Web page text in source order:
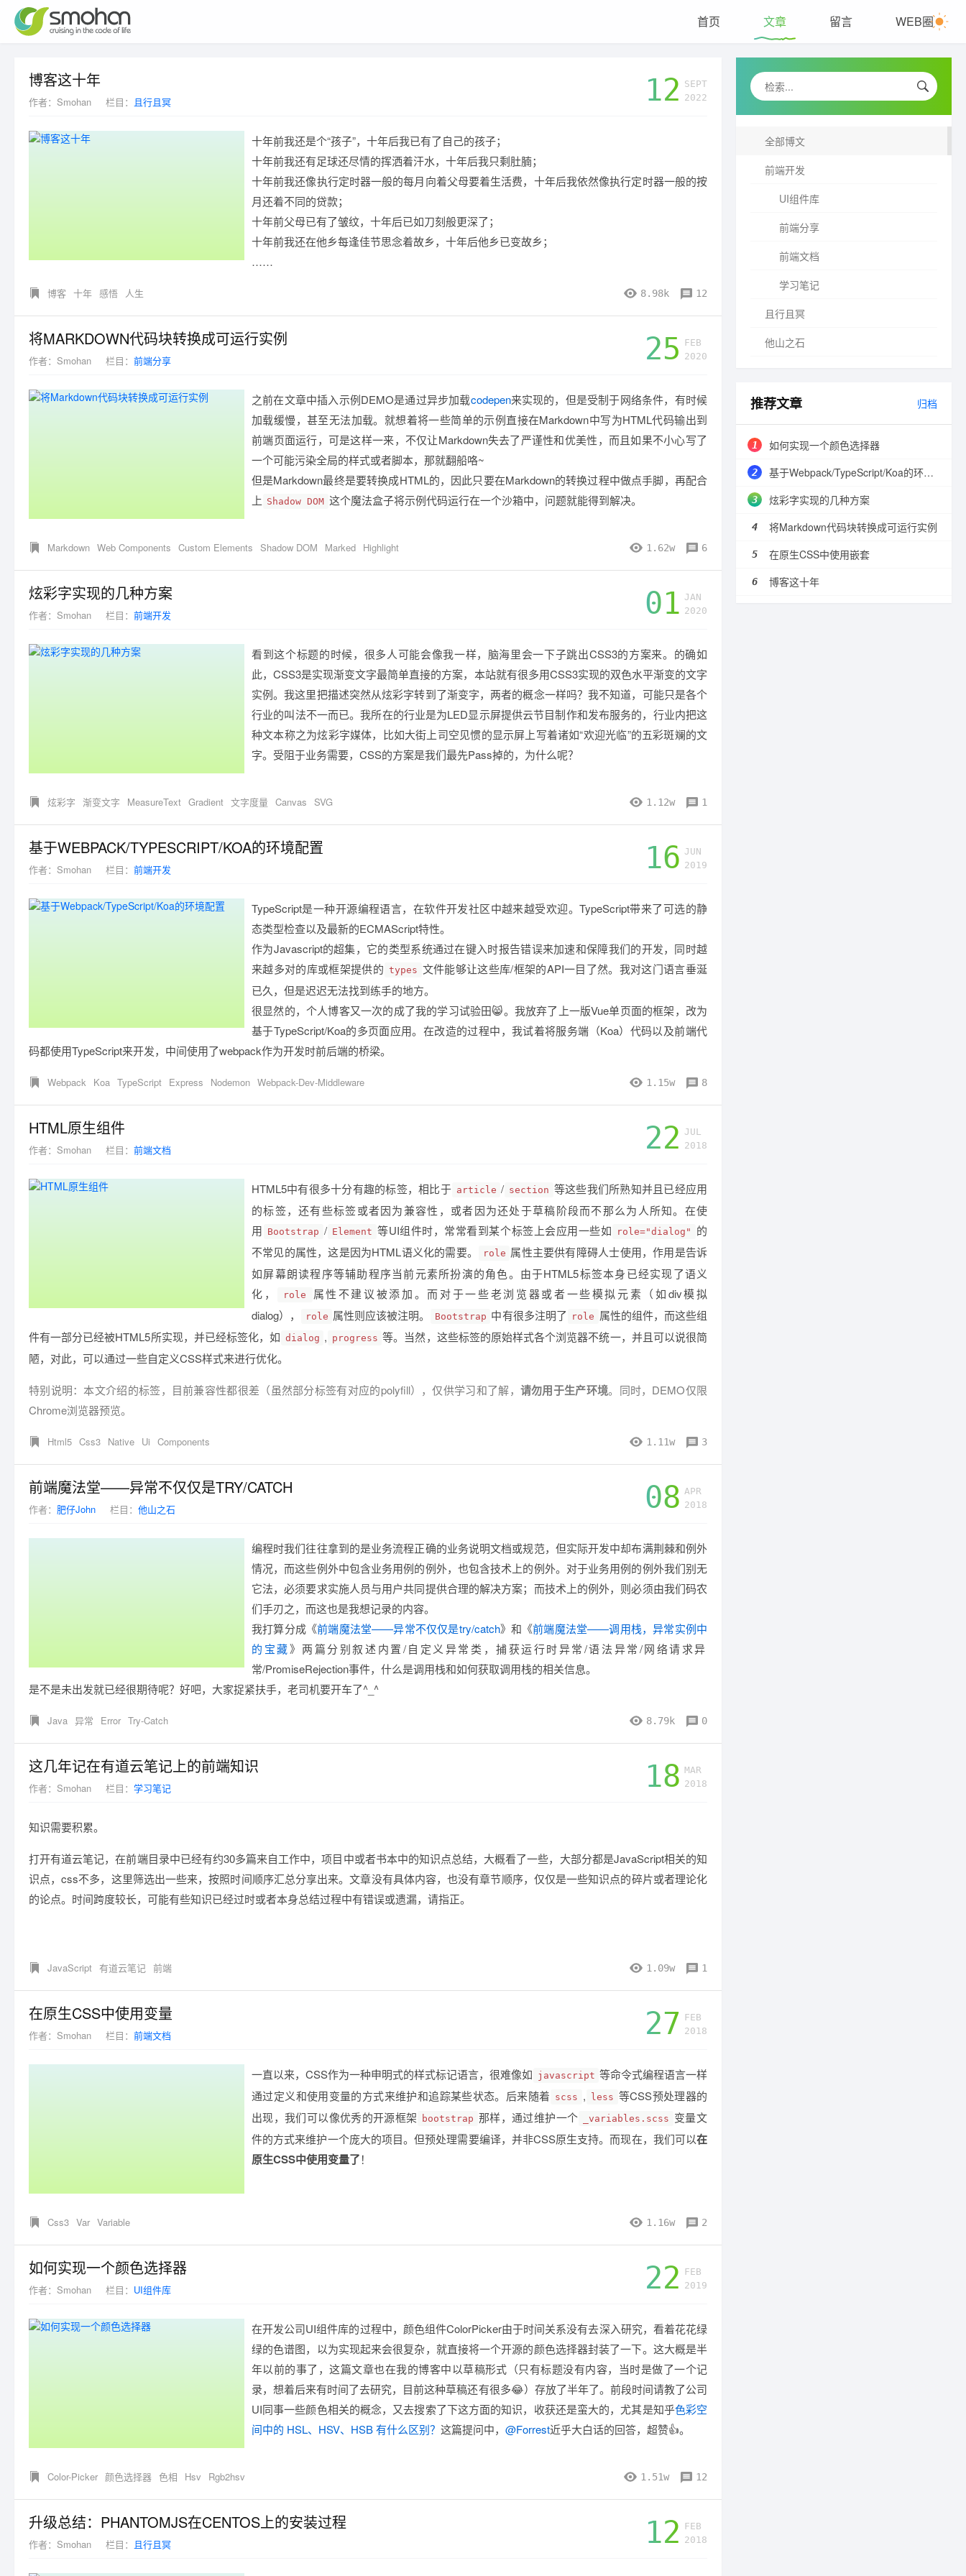
首页 文章 留言 WEB圈
博客这十年
作者： Smohan 栏目： 且行且冥 12 SEPT
2022
十年前我还是个“孩子”，十年后我已有了自己的孩子；
十年前我还有足球还尽情的挥洒着汗水，十年后我只剩肚腩；
十年前我还像执行定时器一般的每月向着父母要着生活费，十年后我依然像执行定时器一般的按
月还着不同的贷款；
十年前父母已有了皱纹，十年后已如刀刻般更深了；
十年前我还在他乡每逢佳节思念着故乡，十年后他乡已变故乡；
……
博客 十年 感悟 人生 8.98k 12
将MARKDOWN代码块转换成可运行实例
作者： Smohan 栏目： 前端分享 25 FEB
2020
之前在文章中插入示例DEMO是通过异步加载codepen来实现的，但是受制于网络条件，有时候
加载缓慢，甚至无法加载。就想着将一些简单的示例直接在Markdown中写为HTML代码输出到
前端页面运行，可是这样一来，不仅让Markdown失去了严谨性和优美性，而且如果不小心写了
一个可能污染全局的样式或者脚本，那就翻船咯~
但是Markdown最终是要转换成HTML的，因此只要在Markdown的转换过程中做点手脚，再配合
上 Shadow DOM 这个魔法盒子将示例代码运行在一个沙箱中，问题就能得到解决。
Markdown Web Components Custom Elements Shadow DOM Marked Highlight 1.62w 6
炫彩字实现的几种方案
作者： Smohan 栏目： 前端开发 01 JAN
2020
看到这个标题的时候，很多人可能会像我一样，脑海里会一下子跳出CSS3的方案来。的确如
此，CSS3是实现渐变文字最简单直接的方案，本站就有很多用CSS3实现的双色水平渐变的文字
实例。我这里把描述突然从炫彩字转到了渐变字，两者的概念一样吗？我不知道，可能只是各个
行业的叫法不一而已。我所在的行业是为LED显示屏提供云节目制作和发布服务的，行业内把这
种文本称之为炫彩字媒体，比如大街上司空见惯的显示屏上写着诸如“欢迎光临”的五彩斑斓的文
字。受阻于业务需要，CSS的方案是我们最先Pass掉的，为什么呢？
炫彩字 渐变文字 MeasureText Gradient 文字度量 Canvas SVG 1.12w 1
基于WEBPACK/TYPESCRIPT/KOA的环境配置
作者： Smohan 栏目： 前端开发 16 JUN
2019
TypeScript是一种开源编程语言，在软件开发社区中越来越受欢迎。TypeScript带来了可选的静
态类型检查以及最新的ECMAScript特性。
作为Javascript的超集，它的类型系统通过在键入时报告错误来加速和保障我们的开发，同时越
来越多对的库或框架提供的 types 文件能够让这些库/框架的API一目了然。我对这门语言垂涎
已久，但是迟迟无法找到练手的地方。
很显然的，个人博客又一次的成了我的学习试验田😸。我放弃了上一版Vue单页面的框架，改为
基于TypeScript/Koa的多页面应用。在改造的过程中，我试着将服务端（Koa）代码以及前端代
码都使用TypeScript来开发，中间使用了webpack作为开发时前后端的桥梁。
Webpack Koa TypeScript Express Nodemon Webpack-Dev-Middleware 1.15w 8
HTML原生组件
作者： Smohan 栏目： 前端文档 22 JUL
2018
HTML5中有很多十分有趣的标签，相比于 article / section 等这些我们所熟知并且已经应用
的标签，还有些标签或者因为兼容性，或者因为还处于草稿阶段而不那么为人所知。在使
用 Bootstrap / Element 等UI组件时，常常看到某个标签上会应用一些如 role="dialog"
的
不常见的属性，这是因为HTML语义化的需要。
role 属性主要供有障碍人士使用，作用是告诉
如屏幕朗读程序等辅助程序当前元素所扮演的角色。由于HTML5标签本身已经实现了语义
化，
role
属性不建议被添加。而对于一些老浏览器或者一些模拟元素（如div模拟
dialog），
role 属性则应该被注明。 Bootstrap 中有很多注明了 role 属性的组件，而这些组
件有一部分已经被HTML5所实现，并已经标签化，如 dialog , progress 等。当然，这些标签的原始样式各个浏览器不统一，并且可以说很简
陋，对此，可以通过一些自定义CSS样式来进行优化。
特别说明：本文介绍的标签，目前兼容性都很差（虽然部分标签有对应的polyfill），仅供学习和了解， 请勿用于生产环境。同时，DEMO仅限
Chrome浏览器预览。
Html5 Css3 Native Ui Components 1.11w 3
前端魔法堂——异常不仅仅是TRY/CATCH
作者： 肥仔John 栏目： 他山之石 08 APR
2018
编程时我们往往拿到的是业务流程正确的业务说明文档或规范，但实际开发中却布满荆棘和例外
情况，而这些例外中包含业务用例的例外，也包含技术上的例外。对于业务用例的例外我们别无
它法，必须要求实施人员与用户共同提供合理的解决方案；而技术上的例外，则必须由我们码农
们手刃之，而这也是我想记录的内容。
我打算分成《前端魔法堂——异常不仅仅是try/catch》和《前端魔法堂——调用栈，异常实例中
的宝藏》两篇分别叙述内置/自定义异常类，捕获运行时异常/语法异常/网络请求异
常/PromiseRejection事件，什么是调用栈和如何获取调用栈的相关信息。
是不是未出发就已经很期待呢？好吧，大家捉紧扶手，老司机要开车了^_^
Java 异常 Error Try-Catch 8.79k 0
这几年记在有道云笔记上的前端知识
作者： Smohan 栏目： 学习笔记 18 MAR
2018
知识需要积累。
打开有道云笔记，在前端目录中已经有约30多篇来自工作中，项目中或者书本中的知识点总结，大概看了一些，大部分都是JavaScript相关的知
识点，css不多，这里筛选出一些来，按照时间顺序汇总分享出来。文章没有具体内容，也没有章节顺序，仅仅是一些知识点的碎片或者理论化
的论点。时间跨度较长，可能有些知识已经过时或者本身总结过程中有错误或遗漏，请指正。
JavaScript 有道云笔记 前端 1.09w 1
在原生CSS中使用变量
作者： Smohan 栏目： 前端文档 27 FEB
2018
一直以来，CSS作为一种申明式的样式标记语言，很难像如 javascript 等命令式编程语言一样
通过定义和使用变量的方式来维护和追踪某些状态。后来随着 scss , less 等CSS预处理器的
出现，我们可以像优秀的开源框架
bootstrap 那样，通过维护一个 _variables.scss 变量文
件的方式来维护一个庞大的项目。但预处理需要编译，并非CSS原生支持。而现在，我们可以在
原生CSS中使用变量了！
Css3 Var Variable 1.16w 2
如何实现一个颜色选择器
作者： Smohan 栏目： UI组件库 22 FEB
2019
在开发公司UI组件库的过程中，颜色组件ColorPicker由于时间关系没有去深入研究，看着花花绿
绿的色谱图，以为实现起来会很复杂，就直接将一个开源的颜色选择器封装了一下。这大概是半
年以前的事了，这篇文章也在我的博客中以草稿形式（只有标题没有内容，当时是做了一个记
录，想着后来有时间了去研究，目前这种草稿还有很多😂）存放了半年了。前段时间请教了公司
UI同事一些颜色相关的概念，又去搜索了下这方面的知识，收获还是蛮大的，尤其是知乎色彩空
间中的 HSL、HSV、HSB 有什么区别？ 这篇提问中， @Forrest近乎大白话的回答，超赞👍。
Color-Picker 颜色选择器 色相 Hsv Rgb2hsv 1.51w 12
升级总结：PHANTOMJS在CENTOS上的安装过程
作者： Smohan 栏目： 且行且冥 12 FEB
2018
全部博文
前端开发
UI组件库
前端分享
前端文档
学习笔记
且行且冥
他山之石
Turn back the clock...
{ 关注公众号，获取最新文章 }
推荐文章 归档
如何实现一个颜色选择器
基于Webpack/TypeScript/Koa的环境配置
炫彩字实现的几种方案
将Markdown代码块转换成可运行实例
在原生CSS中使用嵌套
博客这十年